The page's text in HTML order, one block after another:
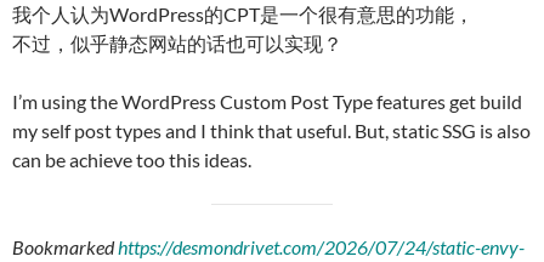
我个人认为WordPress的CPT是一个很有意思的功能，
不过，似乎静态网站的话也可以实现？
I’m using the WordPress Custom Post Type features get build
my self post types and I think that useful. But, static SSG is also
can be achieve too this ideas.
Bookmarkedhttps://desmondrivet.com/2026/07/24/static-envy-